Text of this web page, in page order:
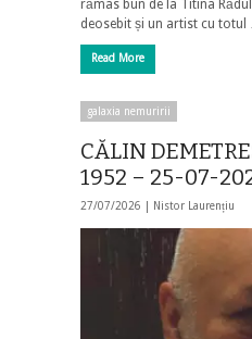
rămas bun de la Titina
deosebit și un artist cu totul
Read More
galaxia nemuririi
CĂLIN
1952 – 25-07-
27/07/2026 | Nistor Laurențiu